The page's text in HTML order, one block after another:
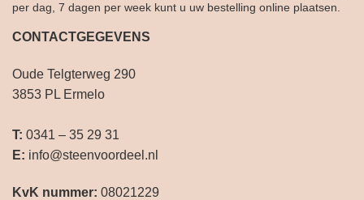
per dag, 7 dagen per week kunt u uw bestelling online plaatsen.
CONTACTGEGEVENS
Oude Telgterweg 290
3853 PL Ermelo
T: 0341 – 35 29 31
E: info@steenvoordeel.nl
KvK nummer: 08021229